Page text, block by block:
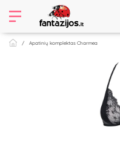
Apatinių komplektas Charmea